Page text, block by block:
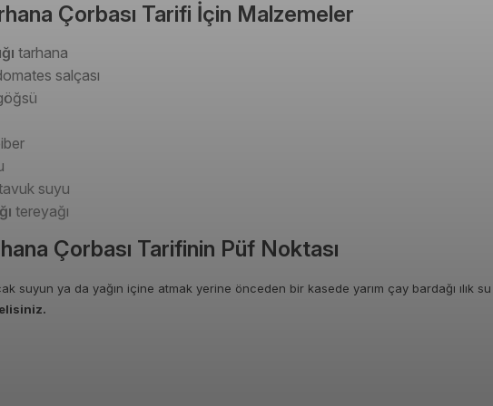
Çorbası Tarifi İçin Malzemeler
tarhana
salçası
suyu
tereyağı
Çorbası Tarifinin Püf Noktası
suyun ya da yağın içine atmak yerine önceden bir kasede yarım çay bardağı ılık su